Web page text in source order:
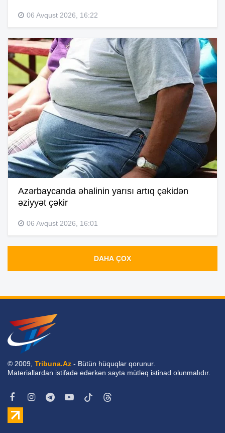
06 Avqust 2026, 16:22
Azərbaycanda əhalinin yarısı artıq çəkidən
əziyyət çəkir
06 Avqust 2026, 16:01
DAHA ÇOX
© 2009, Tribuna.Az - Bütün hüquqlar qorunur.
Materiallardan istifadə edərkən sayta mütləq istinad olunmalıdır.